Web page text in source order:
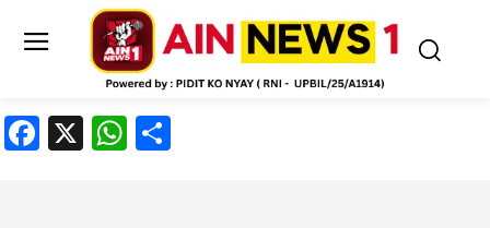
Facebook
X WhatsApp